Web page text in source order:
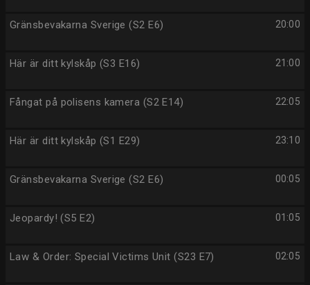
20:00
Gränsbevakarna Sverige (S2 E6)
21:00
Här är ditt kylskåp (S3 E16)
22:05
Fångat på polisens kamera (S2 E14)
23:10
Här är ditt kylskåp (S1 E29)
00:05
Gränsbevakarna Sverige (S2 E6)
01:05
Jeopardy! (S5 E2)
02:05
Law & Order: Special Victims Unit (S23 E7)